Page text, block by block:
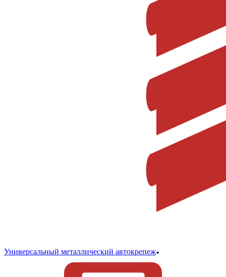
Универсальный металлический автокрепеж